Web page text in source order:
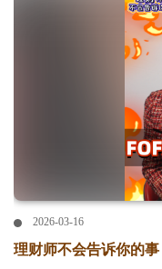
2026-03-16
理财师不会告诉你的事